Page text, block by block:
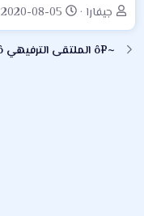
ب
ا
د
جيفارا
ت
ا
ر
2020-08-05
~¤ô الملتقى الترفيهي ô¤~